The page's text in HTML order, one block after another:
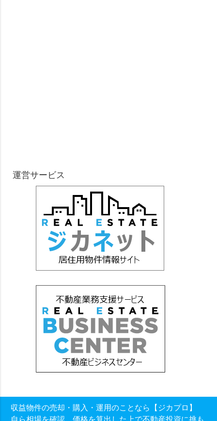
運営サービス
収益物件の売却・購入・運用のことなら【ジカプロ】
自ら相場を確認、価格を算出した上で不動産投資に挑も